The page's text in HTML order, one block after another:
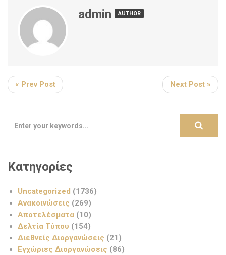
admin AUTHOR
« Prev Post Next Post »
Κατηγορίες
Uncategorized (1736)
Ανακοινώσεις (269)
Αποτελέσματα (10)
Δελτία Τύπου (154)
Διεθνείς Διοργανώσεις (21)
Εγχώριες Διοργανώσεις (86)